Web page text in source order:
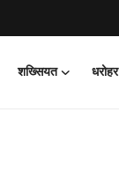
शख्सियत धरोहर